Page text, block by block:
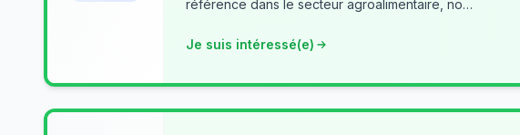
référence dans le secteur agroalimentaire, no…
Je suis intéressé(e)